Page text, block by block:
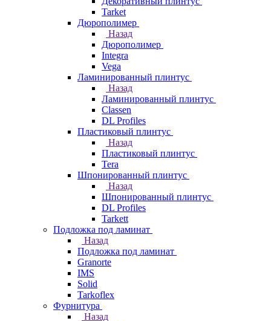
Tarket
Дюрополимер
Назад
Дюрополимер
Integra
Vega
Ламинированный плинтус
Назад
Ламинированный плинтус
Classen
DL Profiles
Пластиковый плинтус
Назад
Пластиковый плинтус
Tera
Шпонированный плинтус
Назад
Шпонированный плинтус
DL Profiles
Tarkett
Подложка под ламинат
Назад
Подложка под ламинат
Granorte
IMS
Solid
Tarkoflex
Фурнитура
Назад